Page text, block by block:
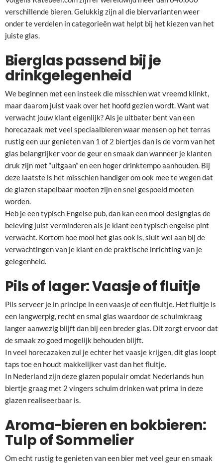
verschillende bieren. Gelukkig zijn al die biervarianten weer
onder te verdelen in categorieën wat helpt bij het kiezen van het
juiste glas.
Bierglas passend bij je
drinkgelegenheid
We beginnen met een insteek die misschien wat vreemd klinkt,
maar daarom juist vaak over het hoofd gezien wordt. Want wat
verwacht jouw klant eigenlijk? Als je uitbater bent van een
horecazaak met veel speciaalbieren waar mensen op het terras
rustig een uur genieten van 1 of 2 biertjes dan is de vorm van het
glas belangrijker voor de geur en smaak dan wanneer je klanten
druk zijn met “uitgaan” en een hoger drinktempo aanhouden. Bij
deze laatste is het misschien handiger om ook mee te wegen dat
de glazen stapelbaar moeten zijn en snel gespoeld moeten
worden.
Heb je een typisch Engelse pub, dan kan een mooi designglas de
beleving juist verminderen als je klant een typisch engelse pint
verwacht. Kortom hoe mooi het glas ook is, sluit wel aan bij de
verwachtingen van je klant en de praktische inrichting van je
gelegenheid.
Pils of lager: Vaasje of fluitje
Pils serveer je in principe in een vaasje of een fluitje. Het fluitje is
een langwerpig, recht en smal glas waardoor de schuimkraag
langer aanwezig blijft dan bij een breder glas. Dit zorgt ervoor dat
de smaak zo goed mogelijk behouden blijft.
In veel horecazaken zul je echter het vaasje krijgen, dit glas loopt
taps toe en houdt makkelijker vast dan het fluitje.
In Nederland zijn deze glazen populair omdat Nederlands hun
biertje graag met 2 vingers schuim drinken wat prima in deze
glazen realiseerbaar is.
Aroma-bieren en bokbieren:
Tulp of Sommelier
Om echt rustig te genieten van een bier met veel geur en smaak